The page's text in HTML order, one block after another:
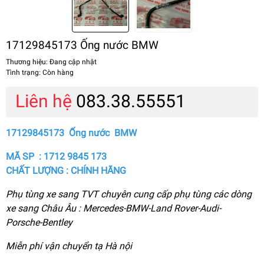
17129845173 Ống nước BMW
Thương hiệu: Đang cập nhật
Tình trạng: Còn hàng
Liên hệ 083.38.55551
17129845173 Ống nước BMW
MÃ SP : 1712 9845 173
CHẤT LƯỢNG : CHÍNH HÃNG
Phụ tùng xe sang TVT chuyên cung cấp phụ tùng các dòng
xe sang Châu Âu : Mercedes-BMW-Land Rover-Audi-
Porsche-Bentley
Miễn phí vận chuyển tạ Hà nội